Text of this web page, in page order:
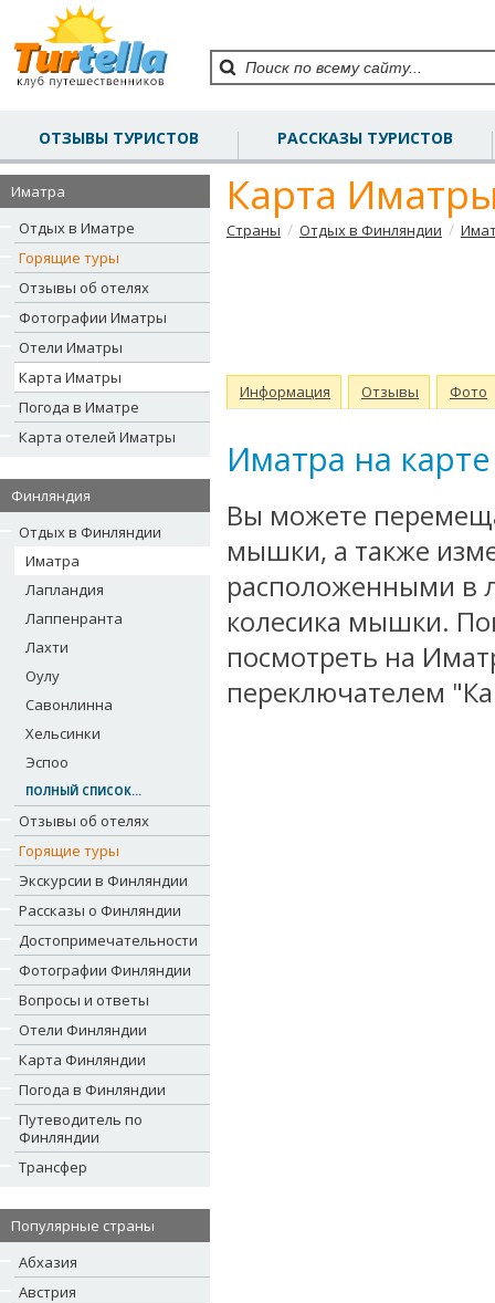
ОТЗЫВЫ ТУРИСТОВ РАССКАЗЫ ТУРИСТОВ
Иматра
Отдых в Иматре
Горящие туры
Отзывы об отелях
Фотографии Иматры
Отели Иматры
Карта Иматры
Погода в Иматре
Карта отелей Иматры
Финляндия
Отдых в Финляндии
Иматра
Лапландия
Лаппенранта
Лахти
Оулу
Савонлинна
Хельсинки
Эспоо
ПОЛНЫЙ СПИСОК...
Отзывы об отелях
Горящие туры
Экскурсии в Финляндии
Рассказы о Финляндии
Достопримечательности
Фотографии Финляндии
Вопросы и ответы
Отели Финляндии
Карта Финляндии
Погода в Финляндии
Путеводитель по
Финляндии
Трансфер
Популярные страны
Абхазия
Австрия
Карта
Страны / Отдых в Финляндии /
Информация Отзывы Фото
Иматра на
Вы можете
мышки, а также
расположенными в
колесика мышки.
посмотреть на
переключателем